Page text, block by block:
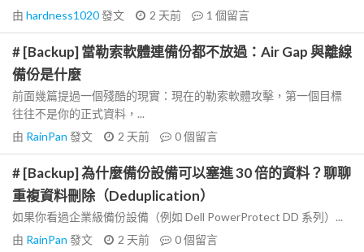
由 hardness1020發文 2 天前 1 個留言
# [Backup] 當勒索軟體連備份都不放過：Air Gap 與離線
備份是什麼
前面幾篇提過一個殘酷的現實：現在的勒索軟體攻擊，第一個目標
往往不是你的正式資料，...
由 RainPan 發文 2 天前 0個留言
# [Backup] 為什麼備份設備可以塞進 30 倍的資料？聊聊
重複資料刪除（Deduplication）
如果你看過企業級備份設備（例如 Dell PowerProtect DD 系列）...
由 RainPan 發文 2 天前 0個留言